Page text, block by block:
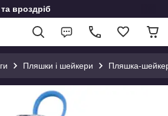
вроздріб
Пляшки і шейкери Пляшка-